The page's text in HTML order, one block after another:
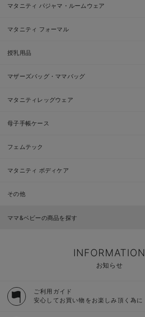
マタニティ パジャマ・ルームウェア
マタニティ フォーマル
授乳用品
マザーズバッグ・ママバッグ
マタニティレッグウェア
母子手帳ケース
フェムテック
マタニティ ボディケア
その他
ママ&ベビーの商品を探す
INFORMATION
お知らせ
ご利用ガイド
安心してお買い物をお楽しみ頂く為に